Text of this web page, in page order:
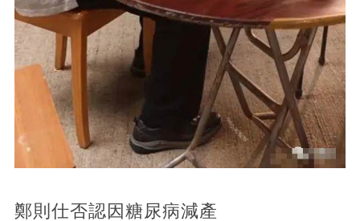
鄭則仕否認因糖尿病減產